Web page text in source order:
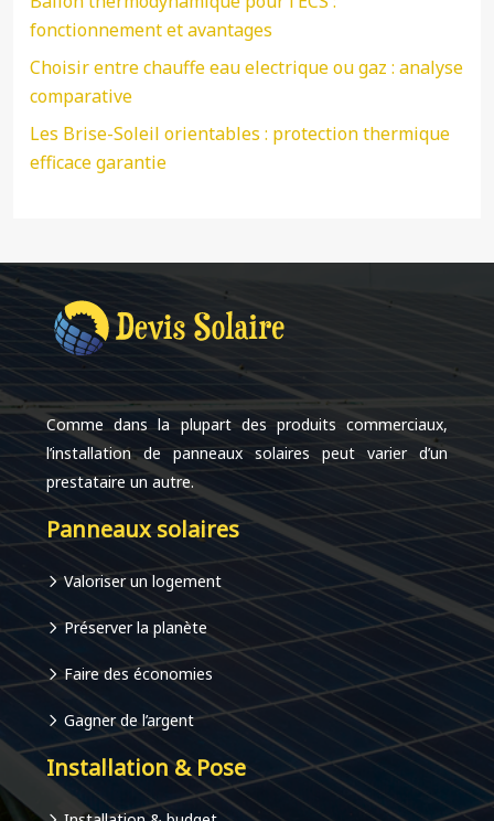
fonctionnement et avantages
Choisir entre chauffe eau electrique ou gaz : analyse
comparative
Les Brise-Soleil orientables : protection thermique
efficace garantie
Comme dans la plupart des produits commerciaux,
l’installation de panneaux solaires peut varier d’un
prestataire un autre.
Panneaux solaires
Valoriser un logement
Préserver la planète
Faire des économies
Gagner de l’argent
Installation & Pose